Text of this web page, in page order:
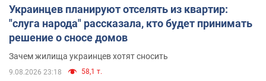
Украинцев планируют отселять из квартир:
"слуга народа" рассказала, кто будет принимать
решение о сносе домов
Зачем жилища украинцев хотят сносить
9.08.2026 23:18 58,1 т.